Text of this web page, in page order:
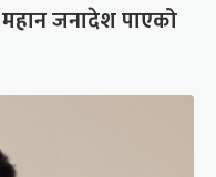
जनादेश पाएको